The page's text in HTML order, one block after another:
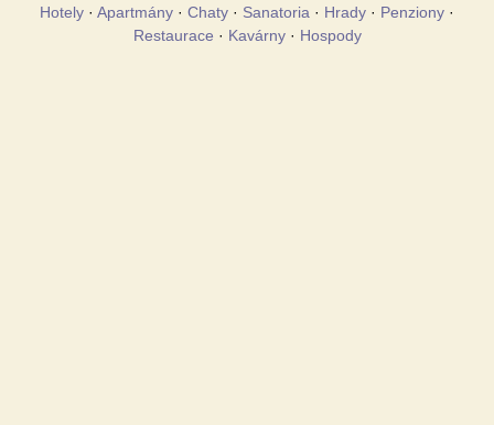
Hotely · Apartmány · Chaty · Sanatoria · Hrady · Penziony ·
Restaurace · Kavárny· Hospody